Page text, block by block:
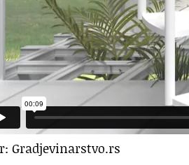
Gradjevinarstvo.rs